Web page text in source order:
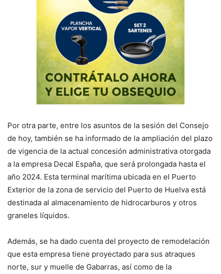
Por otra parte, entre los asuntos de la sesión del Consejo
de hoy, también se ha informado de la ampliación del plazo
de vigencia de la actual concesión administrativa otorgada
a la empresa Decal España, que será prolongada hasta el
año 2024. Esta terminal marítima ubicada en el Puerto
Exterior de la zona de servicio del Puerto de Huelva está
destinada al almacenamiento de hidrocarburos y otros
graneles líquidos.
Además, se ha dado cuenta del proyecto de remodelación
que esta empresa tiene proyectado para sus atraques
norte, sur y muelle de Gabarras, así como de la